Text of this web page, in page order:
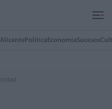
Alicante Política EconomíaSucesos